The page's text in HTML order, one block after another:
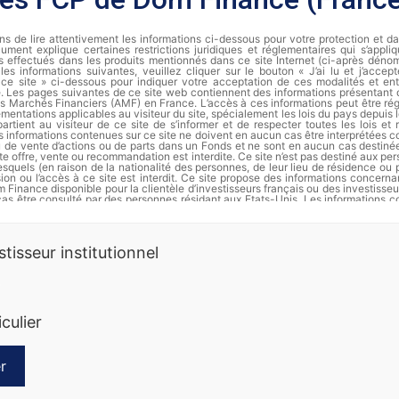
de lire attentivement les informations ci-dessous pour votre protection et
explique certaines restrictions juridiques et réglementaires qui
effectués dans les produits mentionnés dans ce site Internet (ci-après
informations suivantes, veuillez cliquer sur le bouton « J’ai lu et
ce site » ci-dessous pour indiquer votre acceptation de ces modalités et
Les pages suivantes de ce site web contiennent des informations présentant
Marchés Financiers (AMF) en France. L’accès à ces informations peut être
applicables au visiteur du site, spécialement les lois du pays depuis
au visiteur de ce site de s’informer et de respecter toutes les lois et
informations contenues sur ce site ne doivent en aucun cas être interprétées
de vente d’actions ou de parts dans un Fonds et ne sont en aucun cas
offre, vente ou recommandation est interdite. Ce site n’est pas destiné aux
(en raison de la nationalité des personnes, de leur lieu de résidence ou
ou l’accès à ce site est interdit. Ce site propose des informations
Finance disponible pour la clientèle d’investisseurs français ou des
être consulté par des personnes résidant aux Etats-Unis. Les informations
complète et les documents d’informations périodiques de chaque FCP
Finance.
passées ne préjugent pas des rendements futurs. Les actions ne sont
de la valeur, notamment en raison des fluctuations des marchés. Dôm
Toute souscription dans un compartiment doit se faire sur la base du
documents périodiques disponibles sur la base GECO de l’Autorité des
réduit le risque global d’un portefeuille. Les FCP qui privilégient les
de risques que ceux qui investissent dans de moyennes entreprises, lesquels
ceux privilégiant les grandes capitalisations. Les FCP dont le style de gestion
institutionnel